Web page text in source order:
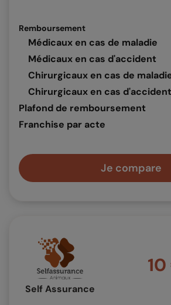
Remboursement
Médicaux en cas de maladie
Médicaux en cas d'accident
Chirurgicaux en cas de
Chirurgicaux en cas d'accident
Plafond de remboursement
Franchise par acte
Je compare
Self Assurance